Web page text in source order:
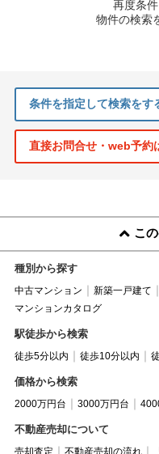
再度条
物件の検索
条件を指定して検索をす
直接お問合せ・web予約
こ
種別から探す
中古マンション 新築一戸建て
マンションカタログ
駅徒歩から検索
徒歩5分以内 徒歩10分以内
価格から検索
2000万円台 3000万円台
不動産売却について